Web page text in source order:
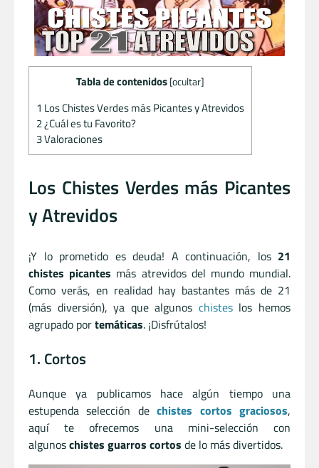
Tabla de contenidos [ocultar]
1 Los Chistes Verdes más Picantes y Atrevidos
2¿Cuál es tu Favorito?
3Valoraciones
Los Chistes Verdes más Picantes
y Atrevidos
¡Y lo prometido es deuda! A continuación, los21
chistes picantes más atrevidos del mundo mundial.
Como verás, en realidad hay bastantes más de 21
(más diversión), ya que algunos chisteslos hemos
agrupado portemáticas. ¡Disfrútalos!
1. Cortos
Aunque ya publicamos hace algún tiempo una
estupenda selección dechistes cortos graciosos,
aquí te ofrecemos una mini-selección con
algunoschistes guarros cortos de lo más divertidos.